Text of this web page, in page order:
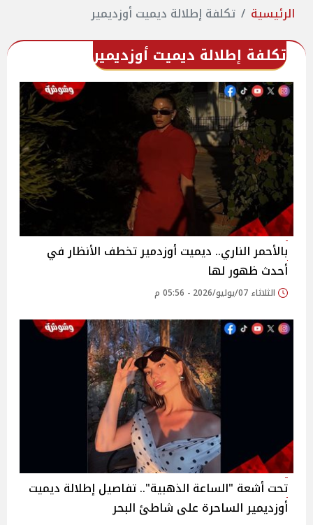
الرئيسية تكلفة إطلالة ديميت أوزديمير
تكلفة إطلالة ديميت أوزديمير
بالأحمر الناري.. ديميت أوزدمير تخطف الأنظار في
أحدث ظهور لها
الثلاثاء 07/يوليو/2026 - 05:56 م
تحت أشعة "الساعة الذهبية".. تفاصيل إطلالة ديميت
أوزديمير الساحرة على شاطئ البحر